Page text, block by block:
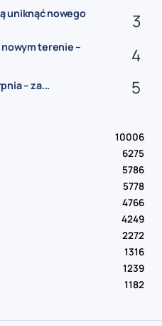
uniknąć nowego
terenie –
– za...
10006
6275
5786
5778
4766
4249
2272
1316
1239
1182